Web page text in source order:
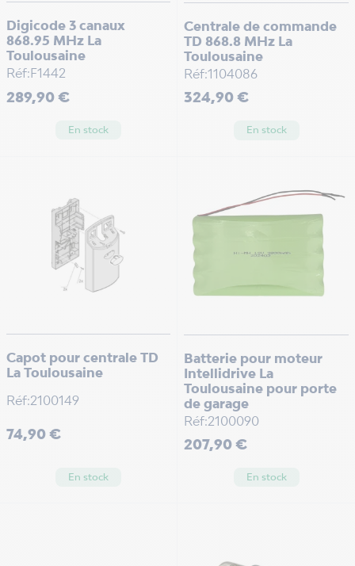
Digicode 3 canaux
868.95 MHz La
Toulousaine
Réf:F1442
Prix
289,90 €
En stock
Centrale de commande
TD 868.8 MHz La
Toulousaine
Réf:1104086
Prix
324,90 €
En stock
Capot pour centrale TD
La Toulousaine
Réf:2100149
Prix
74,90 €
En stock
Batterie pour moteur
Intellidrive La
Toulousaine pour porte
de garage
Réf:2100090
Prix
207,90 €
En stock